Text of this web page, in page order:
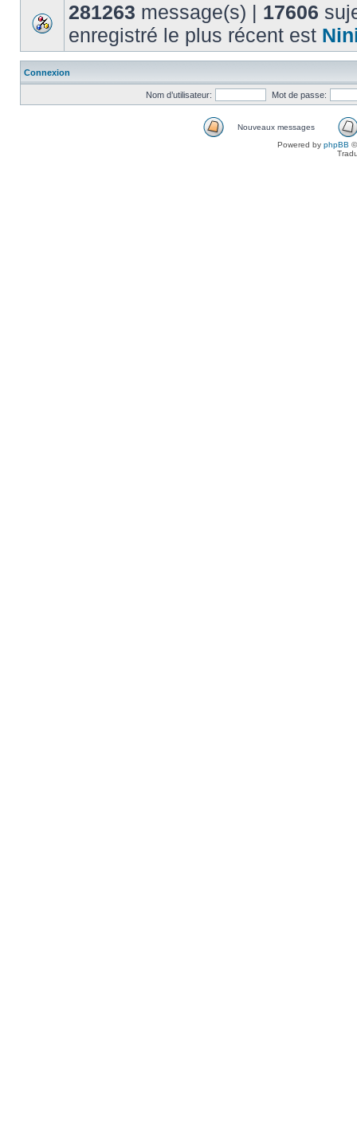
281263 message(s) | 17606
enregistré le plus récent est
Connexion
Nom d’utilisateur: Mot de passe:
Nouveaux messages
Powered by phpBB